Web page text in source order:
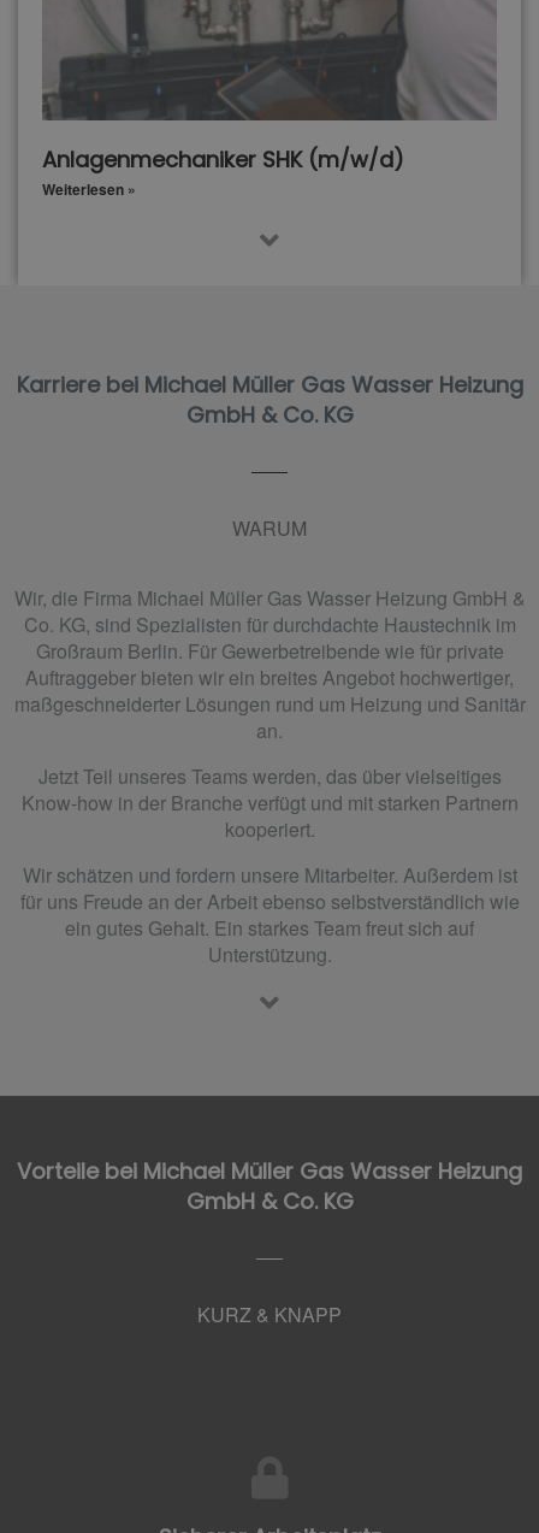
Anlagenmechaniker SHK (m/w/d)
Weiterlesen »
Karriere bei Michael Müller Gas Wasser Heizung
GmbH & Co. KG
WARUM
Wir, die Firma Michael Müller Gas Wasser Heizung GmbH &
Co. KG, sind Spezialisten für durchdachte Haustechnik im
Großraum Berlin. Für Gewerbetreibende wie für private
Auftraggeber bieten wir ein breites Angebot hochwertiger,
maßgeschneiderter Lösungen rund um Heizung und Sanitär
an.
Jetzt Teil unseres Teams werden, das über vielseitiges
Know-how in der Branche verfügt und mit starken Partnern
kooperiert.
Wir schätzen und fordern unsere Mitarbeiter. Außerdem ist
für uns Freude an der Arbeit ebenso selbstverständlich wie
ein gutes Gehalt. Ein starkes Team freut sich auf
Unterstützung.
Vorteile bei Michael Müller Gas Wasser Heizung
GmbH & Co. KG
KURZ & KNAPP